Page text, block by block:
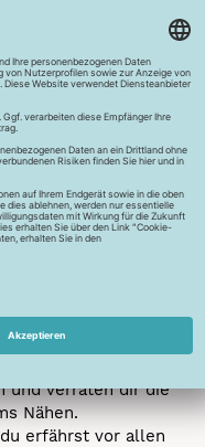
von zahlreichen
du als erstes
uns deine neuen
und Nähbeispielen
und verraten dir die
Nähen.
erfährst vor allen